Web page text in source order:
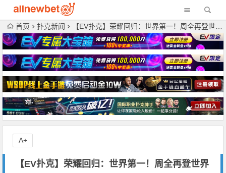
首页 扑克新闻 【EV扑克】荣耀回归：世界第一！周全再登世界扑克GPI巅峰，智勇双全书写国王扑克传奇
【EV扑克】荣耀回归：世界第一！周全再登世界
A+